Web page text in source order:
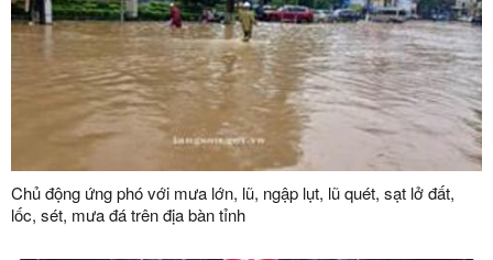
Chủ động ứng phó với mưa lớn, lũ, ngập lụt, lũ quét, sạt lở đất,
lốc, sét, mưa đá trên địa bàn tỉnh